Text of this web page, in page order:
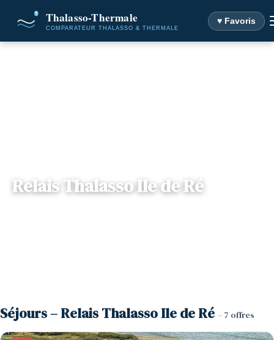
♥ Favoris
Relais Thalasso Ile de Ré
Séjours – Relais Thalasso Ile de Ré – 7 offres